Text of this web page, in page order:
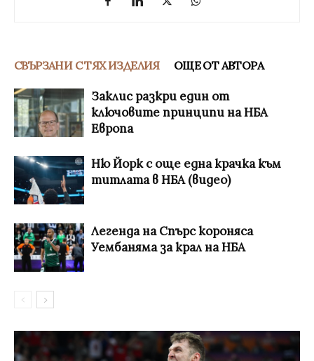
СВЪРЗАНИ С ТЯХ ИЗДЕЛИЯ ОЩЕ ОТ АВТОРА
Заклис разкри един от
ключовите принципи на НБА
Европа
Ню Йорк с още една крачка към
титлата в НБА (видео)
Легенда на Спърс короняса
Уембаняма за крал на НБА